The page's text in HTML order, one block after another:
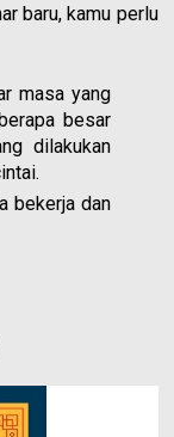
baru, kamu perlu
masa yang
besar
dilakukan
bekerja dan